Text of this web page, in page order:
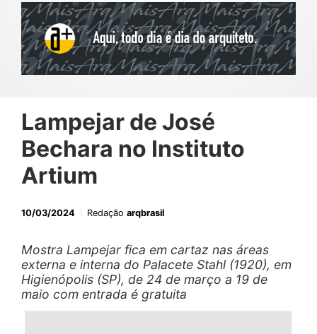
Lampejar de José
Bechara no Instituto
Artium
10/03/2024 Redação arqbrasil
Mostra Lampejar fica em cartaz nas áreas
externa e interna do Palacete Stahl (1920), em
Higienópolis (SP), de 24 de março a 19 de
maio com entrada é gratuita